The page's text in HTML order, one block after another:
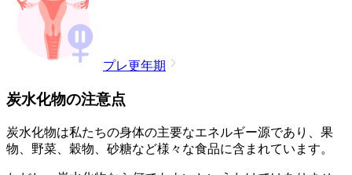
プレ更年期
炭水化物の注意点
炭水化物は私たちの身体の主要なエネルギー源であり、果
物、野菜、穀物、砂糖など様々な食品に含まれています。